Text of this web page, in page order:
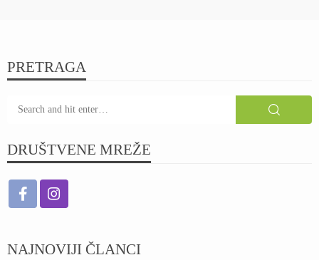
PRETRAGA
DRUŠTVENE MREŽE
NAJNOVIJI ČLANCI